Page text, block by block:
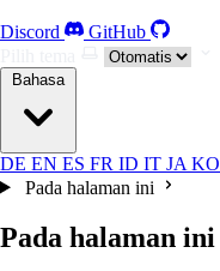
Discord
GitHub
Bahasa
DE EN ES FR ID IT JA KO
Pada halaman ini
Pada halaman ini